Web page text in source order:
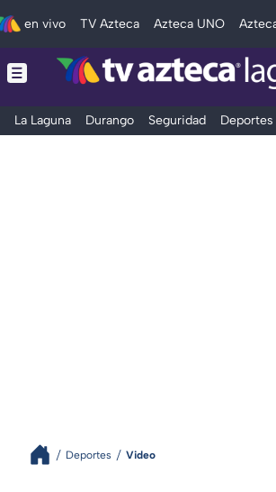
en vivo TV Azteca Azteca UNO
La Laguna Durango Seguridad Deportes
Deportes Video